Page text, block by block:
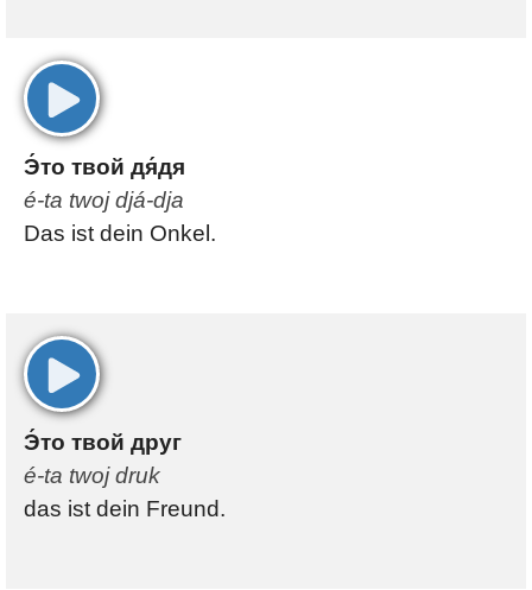
00:00
Э́то твой дя́дя
é-ta twoj djá-dja
Das ist dein Onkel.
00:00
Э́то твой друг
é-ta twoj druk
das ist dein Freund.